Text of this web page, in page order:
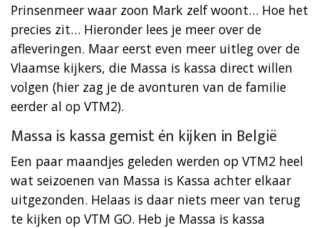
Prinsenmeer waar zoon Mark zelf woont… Hoe het
precies zit… Hieronder lees je meer over de
afleveringen. Maar eerst even meer uitleg over de
Vlaamse kijkers, die Massa is kassa direct willen
volgen (hier zag je de avonturen van de familie
eerder al op VTM2).
Massa is kassa gemist én kijken in België
Een paar maandjes geleden werden op VTM2 heel
wat seizoenen van Massa is Kassa achter elkaar
uitgezonden. Helaas is daar niets meer van terug
te kijken op VTM GO. Heb je Massa is kassa